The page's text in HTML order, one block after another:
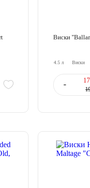
Виски
4.5 л Виски
-